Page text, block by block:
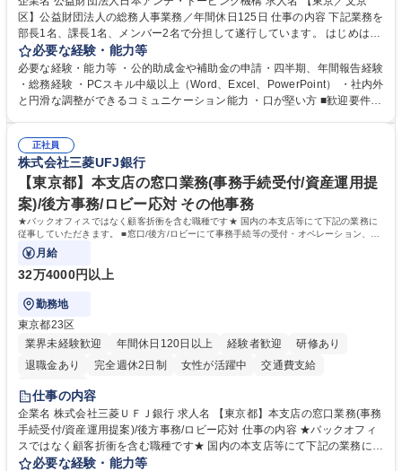
区】公益財団法人の総務人事業務／年間休日125日 仕事の内容 下記業務を
部長1名、課長1名、メンバー2名で分担して遂行しています。 はじめは担
当者として業務を覚えていただき、ゆくゆくはリーダーやマネージャーポ
ジションとして活躍いただくことを期待しています。 【総務・人事グルー
プの業務内容】 ・人事制度関連 ・採用活動 ・教育研修の企画、実行 ・勤
怠管理 ・官公庁への各種提出 ・法定の会議運営（評議員会、理事会） ・
管理 ・福利厚生関連 ・職員からの問合せ、相談対応 ・その他日常の総務
業務全般 募集職種 【東京／文京区】公益財団法人の総務人事業務／年間
休日125日
必要な経験・能力等
必要な経験・能力等 ・公的助成金や補助金の申請・四半期、年間報告経験
・総務経験 ・PCスキル中級以上（Word、Excel、PowerPoint） ・社内外
と円滑な調整ができるコミュニケーション能力 ・口が堅い方 ■歓迎要件
正社員
株式会社三菱UFJ銀行
【東京都】本支店の窓口業務(事務手続受付/資産運用提
案)/後方事務/ロビー応対 その他事務
★バックオフィスではなく顧客折衝を含む職種です★ 国内の本支店等にて下記の業務に
従事していただきます。 ■窓口/後方/ロビーにて事務手続等の受付・オペレーション、お
客様対応
月給
32万4000円以上
勤務地
東京都23区
業界未経験歓迎
年間休日120日以上 経験者歓迎
研修あり
退職金あり
完全週休2日制 女性が活躍中
交通費支給
土日祝休み
仕事の内容
企業名 株式会社三菱ＵＦＪ銀行 求人名 【東京都】本支店の窓口業務(事務
手続受付/資産運用提案)/後方事務/ロビー応対 仕事の内容 ★バックオフィ
スではなく顧客折衝を含む職種です★ 国内の本支店等にて下記の業務に従
事していただきます。 ■窓口/後方/ロビーにて事務手続等の受付・オペレ
必要な経験・能力等